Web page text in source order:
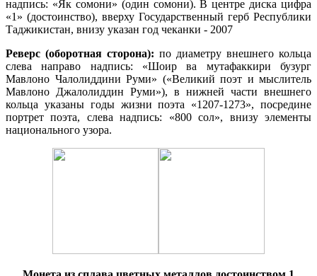
надпись: «Як сомони» (один сомони). В центре диска цифра
«1» (достоинство), вверху Государственный герб Республики
Таджикистан, внизу указан год чеканки - 2007
Реверс (оборотная сторона): по диаметру внешнего кольца
слева направо надпись: «Шоир ва мутафаккири бузург
Мавлоно Чалолиддини Руми» («Великий поэт и мыслитель
Мавлоно Джалолиддин Руми»), в нижней части внешнего
кольца указаны годы жизни поэта «1207-1273», посредине
портрет поэта, слева надпись: «800 сол», внизу элементы
национального узора.